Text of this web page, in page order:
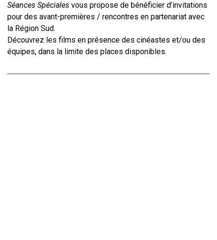
Séances Spéciales vous propose de bénéficier d’invitations
pour des avant-premières / rencontres en partenariat avec
la Région Sud.
Découvrez les films en présence des cinéastes et/ou des
équipes, dans la limite des places disponibles.